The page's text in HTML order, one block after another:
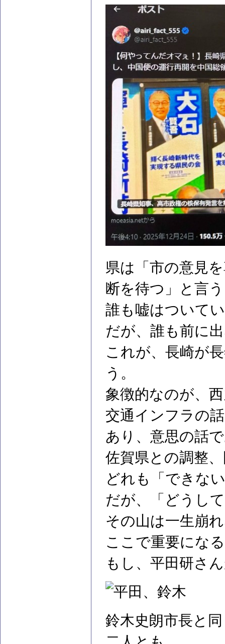
県は「市の意見
断を待つ」と言
誰も嘘はついて
だが、誰も前に
これが、長崎が
う。
象徴的なのが、
交通インフラの
あり、意思の話
佐賀県との調整
どれも「できな
だが、「どうし
その山は一生崩
ここで重要にな
もし、平田研さ
鈴木史朗市長と